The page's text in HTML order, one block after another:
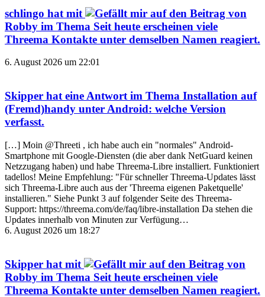
schlingo hat mit
auf den Beitrag von
Robby im Thema Seit heute erscheinen viele
Threema Kontakte unter demselben Namen reagiert.
6. August 2026 um 22:01
Skipper hat eine Antwort im Thema Installation auf
(Fremd)handy unter Android: welche Version
verfasst.
[…] Moin @Threeti , ich habe auch ein "normales" Android-
Smartphone mit Google-Diensten (die aber dank NetGuard keinen
Netzzugang haben) und habe Threema-Libre installiert. Funktioniert
tadellos! Meine Empfehlung: "Für schneller Threema-Updates lässt
sich Threema-Libre auch aus der 'Threema eigenen Paketquelle'
installieren." Siehe Punkt 3 auf folgender Seite des Threema-
Support: https://threema.com/de/faq/libre-installation Da stehen die
Updates innerhalb von Minuten zur Verfügung…
6. August 2026 um 18:27
Skipper hat mit
auf den Beitrag von
Robby im Thema Seit heute erscheinen viele
Threema Kontakte unter demselben Namen reagiert.